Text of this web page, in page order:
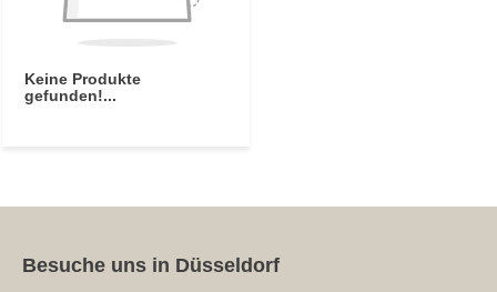
Keine Produkte
gefunden!...
Besuche uns in Düsseldorf